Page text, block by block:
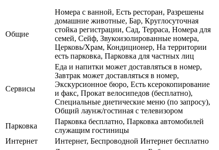
Общие
Номера с ванной, Есть ресторан, Разрешены
домашние животные, Бар, Круглосуточная
стойка регистрации, Сад, Терраса, Номера для
семей, Сейф, Звукоизолированные номера,
Церковь/Храм, Кондиционер, На территории
есть парковка, Парковка для частных лиц
Сервисы
Еда и напитки может доставляться в номер,
Завтрак может доставляться в номер,
Экскурсионное бюро, Есть ксерокопирование
и факс, Прокат велосипедов (бесплатно),
Специальные диетические меню (по запросу),
Общий лаунж/гостиная с телевизором
Парковка
Парковка бесплатно, Парковка автомобилей
служащим гостиницы
Интернет
Интернет, Беспроводной Интернет бесплатно